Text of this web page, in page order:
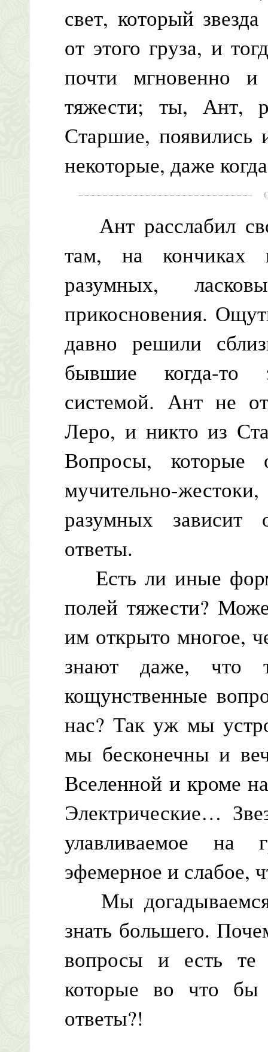
свет, который
от этого груза, и
почти мгновенно
тяжести; ты, Ант,
Старшие, появились
некоторые, даже
Ант расслабил
там, на кончиках
разумных,
прикосновения.
давно решили
бывшие когда-то
системой. Ант не
Леро, и никто из
Вопросы,
мучительно-
разумных зависит
ответы.
Есть ли иные
полей тяжести?
им открыто многое,
знают даже, что
кощунственные
нас? Так уж мы
мы бесконечны и
Вселенной и кроме
Электрические…
улавливаемое на
эфемерное и слабое,
Мы
знать большего.
вопросы и есть те
которые во что
ответы?!